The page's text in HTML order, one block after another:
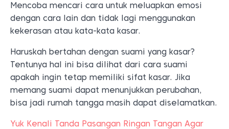
Mencoba mencari cara untuk meluapkan emosi
dengan cara lain dan tidak lagi menggunakan
kekerasan atau kata-kata kasar.
Haruskah bertahan dengan suami yang kasar?
Tentunya hal ini bisa dilihat dari cara suami
apakah ingin tetap memiliki sifat kasar. Jika
memang suami dapat menunjukkan perubahan,
bisa jadi rumah tangga masih dapat diselamatkan.
Yuk Kenali Tanda Pasangan Ringan Tangan Agar